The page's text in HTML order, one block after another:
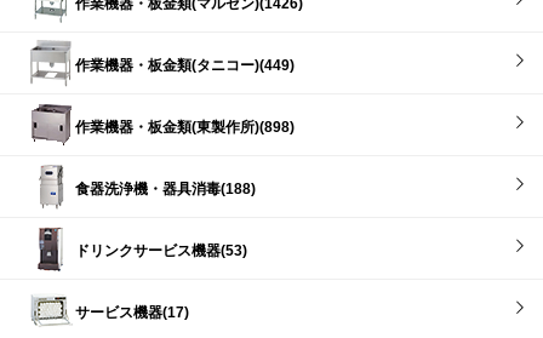
作業機器・板金類(マルゼン)(1426)
作業機器・板金類(タニコー)(449)
作業機器・板金類(東製作所)(898)
食器洗浄機・器具消毒(188)
ドリンクサービス機器(53)
サービス機器(17)